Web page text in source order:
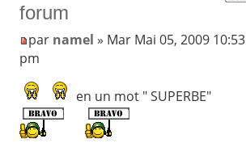
forum
par namel » Mar Mai 05, 2009 10:53
pm
en un mot " SUPERBE"